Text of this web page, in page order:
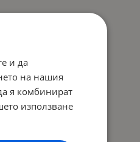
и да
на нашия
я комбинират
използване